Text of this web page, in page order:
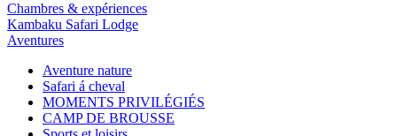
Chambres & expériences
Kambaku Safari Lodge
Aventures
Aventure nature
Safari á cheval
MOMENTS PRIVILÉGIÉS
CAMP DE BROUSSE